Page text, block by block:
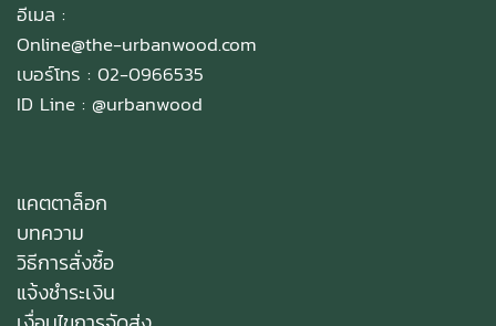
อีเมล :
Online@the-urbanwood.com
เบอร์โทร : 02-0966535
ID Line : @urbanwood
แคตตาล็อก
บทความ
วิธีการสั่งซื้อ
แจ้งชำระเงิน